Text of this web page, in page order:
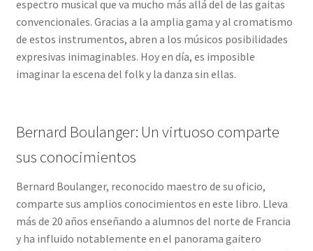
espectro musical que va mucho más allá del de las gaitas
convencionales. Gracias a la amplia gama y al cromatismo
de estos instrumentos, abren a los músicos posibilidades
expresivas inimaginables. Hoy en día, es imposible
imaginar la escena del folk y la danza sin ellas.
Bernard Boulanger: Un virtuoso comparte
sus conocimientos
Bernard Boulanger, reconocido maestro de su oficio,
comparte sus amplios conocimientos en este libro. Lleva
más de 20 años enseñando a alumnos del norte de Francia
y ha influido notablemente en el panorama gaitero